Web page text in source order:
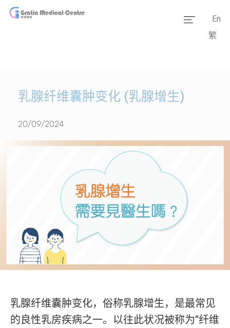
服务范畴
传媒报道
医疗设备
En
繁
乳腺纤维囊肿变化 (乳腺增生)
20/09/2024
乳腺纤维囊肿变化，俗称乳腺增生，是最常见
的良性乳房疾病之一。以往此状况被称为“纤维